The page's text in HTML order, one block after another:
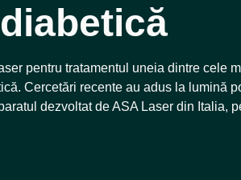
pentru tratamentul uneia dintre cele
Cercetări recente au adus la lumină
dezvoltat de ASA Laser din Italia,